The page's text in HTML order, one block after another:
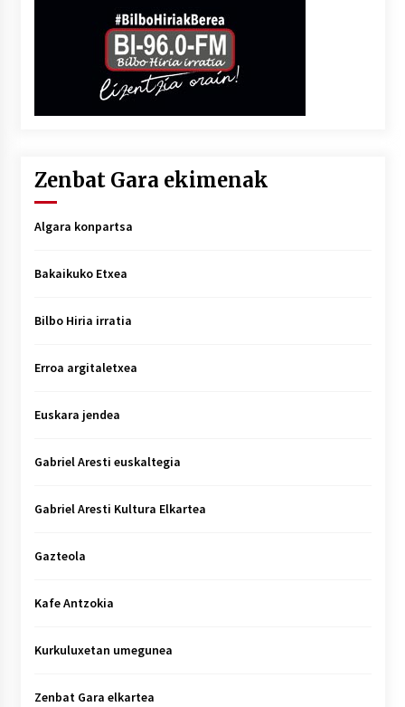
Zenbat Gara ekimenak
Algara konpartsa
Bakaikuko Etxea
Bilbo Hiria irratia
Erroa argitaletxea
Euskara jendea
Gabriel Aresti euskaltegia
Gabriel Aresti Kultura Elkartea
Gazteola
Kafe Antzokia
Kurkuluxetan umegunea
Zenbat Gara elkartea